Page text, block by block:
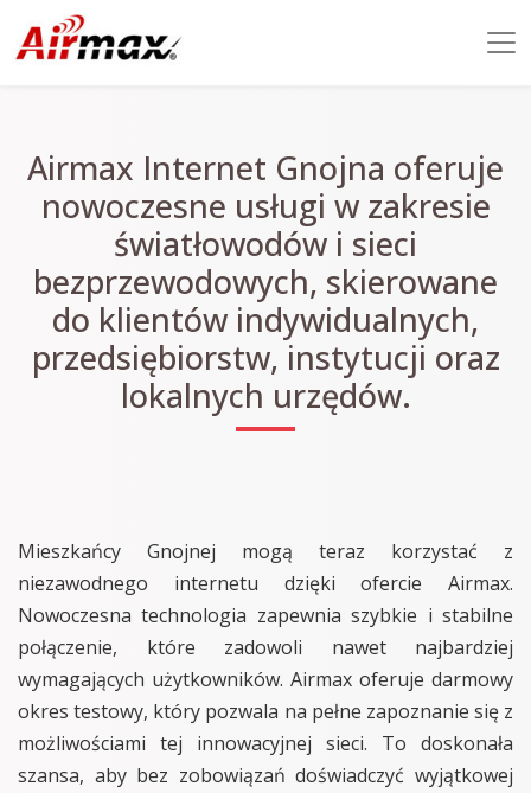
Airmax Internet Gnojna oferuje
nowoczesne usługi w zakresie
światłowodów i sieci
bezprzewodowych, skierowane
do klientów indywidualnych,
przedsiębiorstw, instytucji oraz
lokalnych urzędów.
Mieszkańcy Gnojnej mogą teraz korzystać z
niezawodnego internetu dzięki ofercie Airmax.
Nowoczesna technologia zapewnia szybkie i stabilne
połączenie, które zadowoli nawet najbardziej
wymagających użytkowników. Airmax oferuje darmowy
okres testowy, który pozwala na pełne zapoznanie się z
możliwościami tej innowacyjnej sieci. To doskonała
szansa, aby bez zobowiązań doświadczyć wyjątkowej